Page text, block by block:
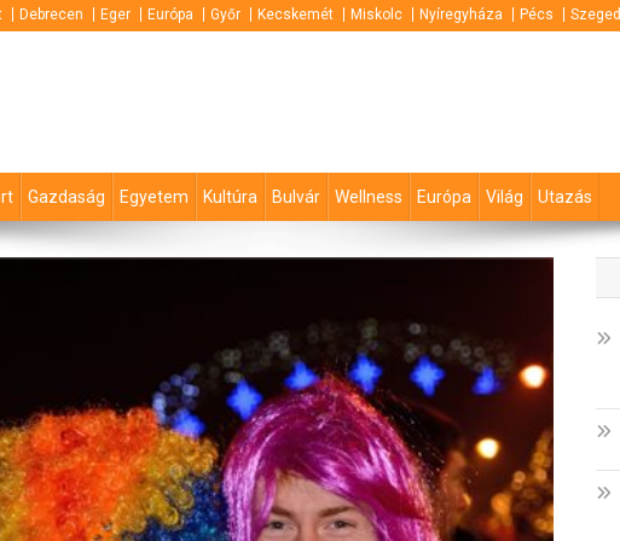
Debrecen Eger Európa Győr Kecskemét Miskolc Nyíregyháza Pécs Szeged
Gazdaság Egyetem Kultúra Bulvár Wellness Európa Világ Utazás